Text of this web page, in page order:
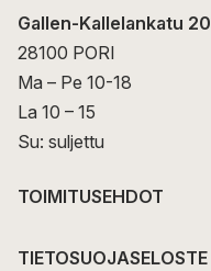
Gallen-Kallelankatu 20
28100 PORI
Ma – Pe 10-18
La 10 – 15
Su: suljettu
TOIMITUSEHDOT
TIETOSUOJASELOSTE